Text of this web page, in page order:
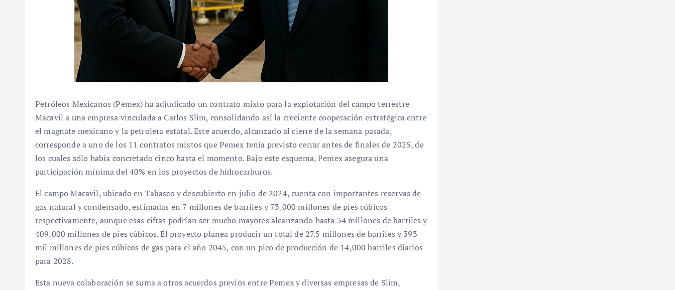
Petróleos Mexicanos (Pemex) ha adjudicado un contrato mixto para la explotación del campo terrestre
Macavil a una empresa vinculada a Carlos Slim, consolidando así la creciente cooperación estratégica entre
el magnate mexicano y la petrolera estatal. Este acuerdo, alcanzado al cierre de la semana pasada,
corresponde a uno de los 11 contratos mixtos que Pemex tenía previsto cerrar antes de finales de 2025, de
los cuales sólo había concretado cinco hasta el momento. Bajo este esquema, Pemex asegura una
participación mínima del 40% en los proyectos de hidrocarburos.
El campo Macavil, ubicado en Tabasco y descubierto en julio de 2024, cuenta con importantes reservas de
gas natural y condensado, estimadas en 7 millones de barriles y 73,000 millones de pies cúbicos
respectivamente, aunque esas cifras podrían ser mucho mayores alcanzando hasta 34 millones de barriles y
409,000 millones de pies cúbicos. El proyecto planea producir un total de 27.5 millones de barriles y 393
mil millones de pies cúbicos de gas para el año 2045, con un pico de producción de 14,000 barriles diarios
para 2028.
Esta nueva colaboración se suma a otros acuerdos previos entre Pemex y diversas empresas de Slim,